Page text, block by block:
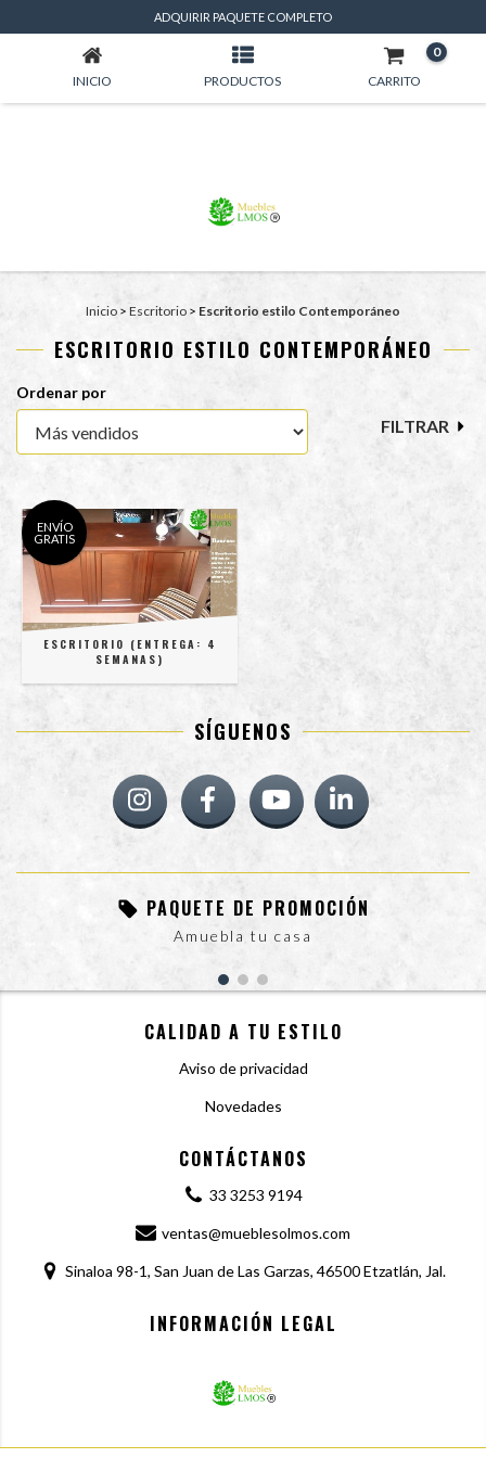
ADQUIRIR PAQUETE COMPLETO
INICIO PRODUCTOS CARRITO
0
Inicio > Escritorio > Escritorio estilo Contemporáneo
ESCRITORIO ESTILO CONTEMPORÁNEO
Ordenar por
FILTRAR
ENVÍO
GRATIS
ESCRITORIO (ENTREGA: 4
SEMANAS)
SÍGUENOS
PAQUETE DE PROMOCIÓN
Amuebla tu casa
CALIDAD A TU ESTILO
Aviso de privacidad
Novedades
CONTÁCTANOS
33 3253 9194
ventas@mueblesolmos.com
Sinaloa 98-1, San Juan de Las Garzas, 46500 Etzatlán, Jal.
INFORMACIÓN LEGAL